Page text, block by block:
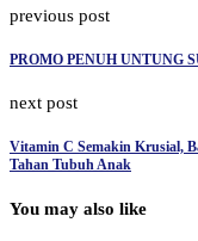
previous post
PROMO PENUH UNTUNG
next post
Vitamin C Semakin Krusial,
Tahan Tubuh Anak
You may also like